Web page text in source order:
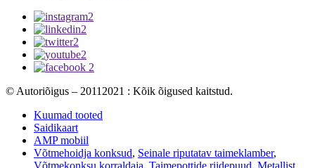
© Autoriõigus – 20112021 : Kõik õigused kaitstud.
Kuumad tooted
Saidikaart
AMP mobiil
Võtmehoidja konksud, Seinale riputatav taimeklamber,